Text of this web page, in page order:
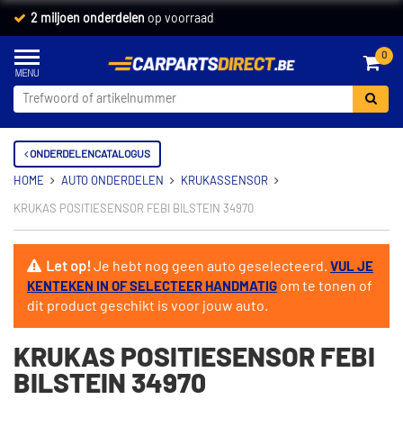
2 miljoen onderdelen op voorraad
0
ONDERDELENCATALOGUS
HOME AUTO ONDERDELEN KRUKASSENSOR
KRUKAS POSITIESENSOR FEBI BILSTEIN 34970
Let op!Je hebt nog geen auto geselecteerd. VUL JE
KENTEKEN IN OF SELECTEER HANDMATIG om te tonen of
dit product geschikt is voor jouw auto.
KRUKAS POSITIESENSOR FEBI
BILSTEIN 34970